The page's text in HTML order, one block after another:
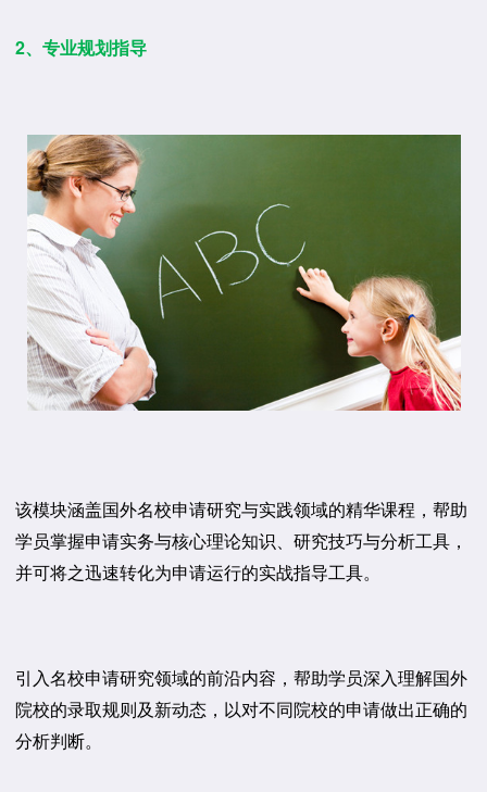
2、专业规划指导
该模块涵盖国外名校申请研究与实践领域的精华课程，帮助
学员掌握申请实务与核心理论知识、研究技巧与分析工具，
并可将之迅速转化为申请运行的实战指导工具。
引入名校申请研究领域的前沿内容，帮助学员深入理解国外
院校的录取规则及新动态，以对不同院校的申请做出正确的
分析判断。